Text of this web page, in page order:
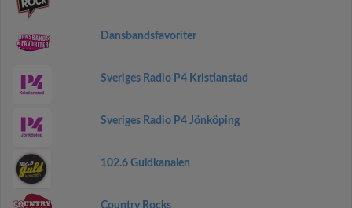
Dansbandsfavoriter
Sveriges Radio P4 Kristianstad
Sveriges Radio P4 Jönköping
102.6 Guldkanalen
Country Rocks